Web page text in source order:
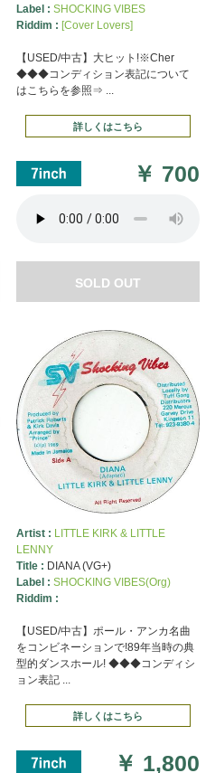
Label : SHOCKING VIBES
Riddim : [Cover Lovers]
【USED/中古】大ヒット!※Cher
◆◆◆コンディション表記について
はこちらを参照⇒ ...
詳しくはこちら
￥ 700
SOLD OUT
Artist : LITTLE KIRK & LITTLE
LENNY
Title : DIANA (VG+)
Label : SHOCKING VIBES(Org)
Riddim :
【USED/中古】ポール・アンカ名曲
をコンビネーションで!89年当時の典
型的ダンスホール! ◆◆◆コンディシ
ョン表記 ...
詳しくはこちら
￥ 1,800